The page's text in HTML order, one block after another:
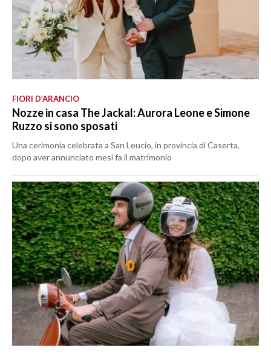
FIORI D’ARANCIO
Nozze in casa The Jackal: Aurora Leone e Simone
Ruzzo si sono sposati
Una cerimonia celebrata a San Leucio, in provincia di Caserta,
dopo aver annunciato mesi fa il matrimonio